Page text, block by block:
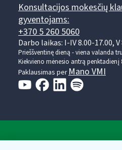
Konsultacijos mokesčių
gyventojams:
+370 5 260 5060
Darbo laikas: I-IV 8.00-17.00, V
Prieššventinę dieną - viena valanda
Kiekvieno mėnesio antrą penktadienį
Paklausimas per Mano VMI